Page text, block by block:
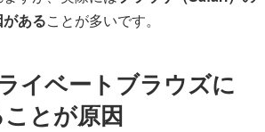
あることが多いです。
イベートブラウズに
とが原因